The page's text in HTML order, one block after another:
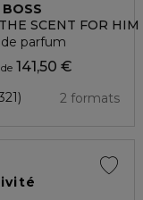
BOSS
SCENT FOR HIM
parfum
141,50 €
2 formats